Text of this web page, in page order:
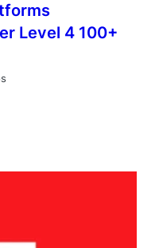
Level 4 100+